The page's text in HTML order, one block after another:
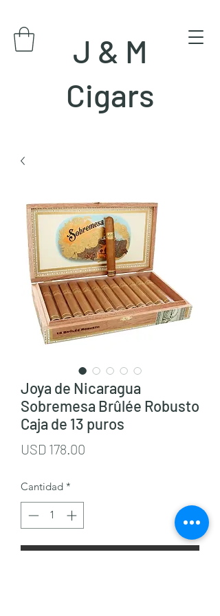
J & M
Cigars
Joya de Nicaragua
Sobremesa Brûlée Robusto
Caja de 13 puros
USD 178.00
Cantidad *